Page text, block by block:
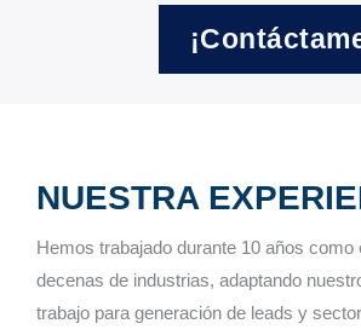
NUESTRA
Hemos trabajado durante 10 años como
decenas de industrias, adaptando
trabajo para generación de leads y